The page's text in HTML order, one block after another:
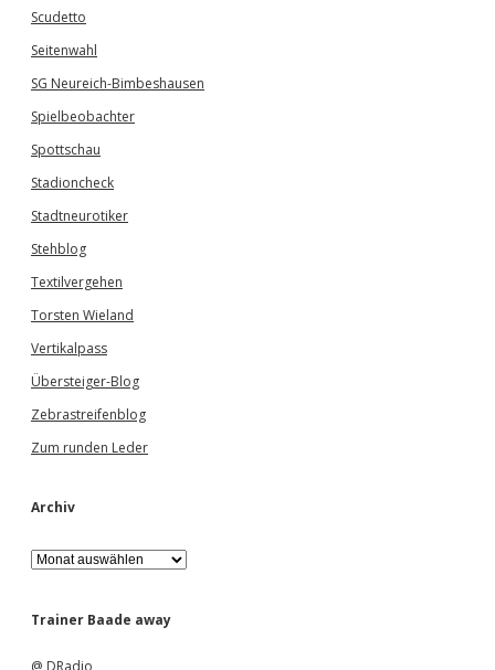
Scudetto
Seitenwahl
SG Neureich-Bimbeshausen
Spielbeobachter
Spottschau
Stadioncheck
Stadtneurotiker
Stehblog
Textilvergehen
Torsten Wieland
Vertikalpass
Übersteiger-Blog
Zebrastreifenblog
Zum runden Leder
Archiv
A
r
h
Trainer Baade away
@ DRadio